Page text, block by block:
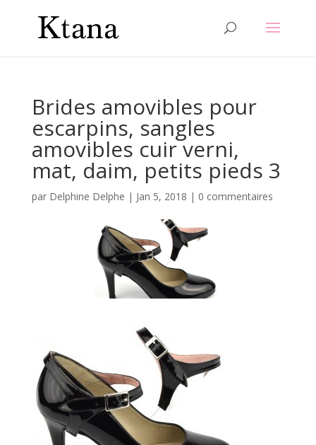
Brides amovibles pour
escarpins, sangles
amovibles cuir verni,
mat, daim, petits pieds 3
par Delphine Delphe | Jan 5, 2018 | 0 commentaires